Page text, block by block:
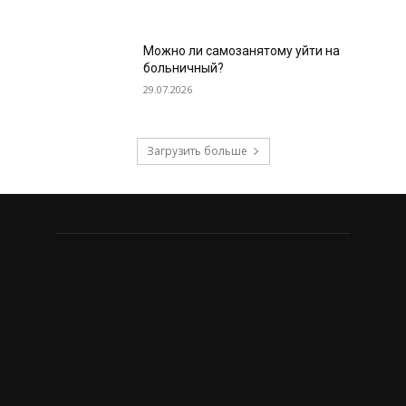
Можно ли самозанятому уйти на
больничный?
29.07.2026
Загрузить больше